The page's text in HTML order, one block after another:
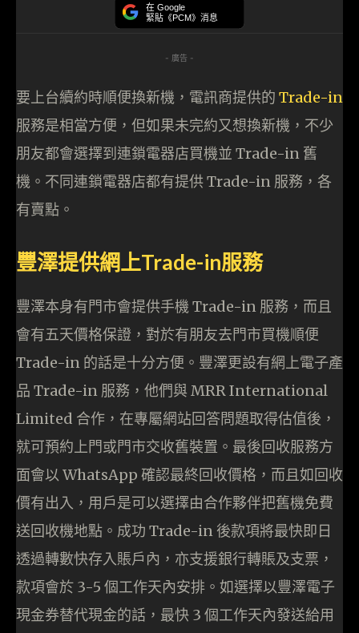
在 Google
緊貼《PCM》消息
- 廣告 -
要上台續約時順便換新機，電訊商提供的 Trade-in
服務是相當方便，但如果未完約又想換新機，不少
朋友都會選擇到連鎖電器店買機並 Trade-in 舊
機。不同連鎖電器店都有提供 Trade-in 服務，各
有賣點。
豐澤提供網上Trade-in服務
豐澤本身有門市會提供手機 Trade-in 服務，而且
會有五天價格保證，對於有朋友去門市買機順便
Trade-in 的話是十分方便。豐澤更設有網上電子產
品 Trade-in 服務，他們與 MRR International
Limited 合作，在專屬網站回答問題取得估值後，
就可預約上門或門市交收舊裝置。最後回收服務方
面會以 WhatsApp 確認最終回收價格，而且如回收
價有出入，用戶是可以選擇由合作夥伴把舊機免費
送回收機地點。成功 Trade-in 後款項將最快即日
透過轉數快存入賬戶內，亦支援銀行轉賬及支票，
款項會於 3-5 個工作天內安排。如選擇以豐澤電子
現金券替代現金的話，最快 3 個工作天內發送給用